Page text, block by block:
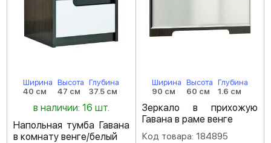
Ширина
40 см
Высота
47 см
Глубина
37.5 см
в наличии: 16 шт.
Напольная тумба Гавана
в комнату венге/белый
Ширина
90 см
Высота
60 см
Глубина
1.6 см
Зеркало в прихожую
Гавана в раме венге
Код товара: 184895